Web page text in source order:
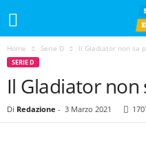
Home Serie D Il Gladiator non sa
SERIE D
Il Gladiator non
Di Redazione - 3 Marzo 2021